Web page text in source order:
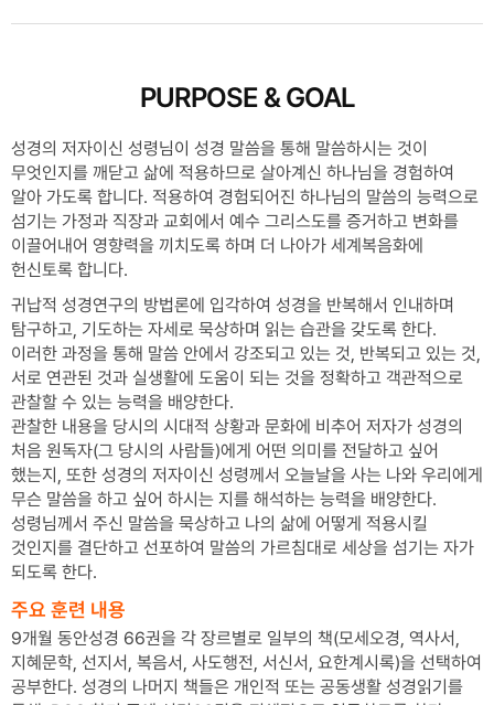
PURPOSE & GOAL
성경의 저자이신 성령님이 성경 말씀을 통해 말씀하시는 것이
무엇인지를 깨닫고 삶에 적용하므로 살아계신 하나님을 경험하여
알아 가도록 합니다. 적용하여 경험되어진 하나님의 말씀의 능력으로
섬기는 가정과 직장과 교회에서 예수 그리스도를 증거하고 변화를
이끌어내어 영향력을 끼치도록 하며 더 나아가 세계복음화에
헌신토록 합니다.
귀납적 성경연구의 방법론에 입각하여 성경을 반복해서 인내하며
탐구하고, 기도하는 자세로 묵상하며 읽는 습관을 갖도록 한다.
이러한 과정을 통해 말씀 안에서 강조되고 있는 것, 반복되고 있는 것,
서로 연관된 것과 실생활에 도움이 되는 것을 정확하고 객관적으로
관찰할 수 있는 능력을 배양한다.
관찰한 내용을 당시의 시대적 상황과 문화에 비추어 저자가 성경의
처음 원독자(그 당시의 사람들)에게 어떤 의미를 전달하고 싶어
했는지, 또한 성경의 저자이신 성령께서 오늘날을 사는 나와 우리에게
무슨 말씀을 하고 싶어 하시는 지를 해석하는 능력을 배양한다.
성령님께서 주신 말씀을 묵상하고 나의 삶에 어떻게 적용시킬
것인지를 결단하고 선포하여 말씀의 가르침대로 세상을 섬기는 자가
되도록 한다.
주요 훈련 내용
9개월 동안성경 66권을 각 장르별로 일부의 책(모세오경, 역사서,
지혜문학, 선지서, 복음서, 사도행전, 서신서, 요한계시록)을 선택하여
공부한다. 성경의 나머지 책들은 개인적 또는 공동생활 성경읽기를